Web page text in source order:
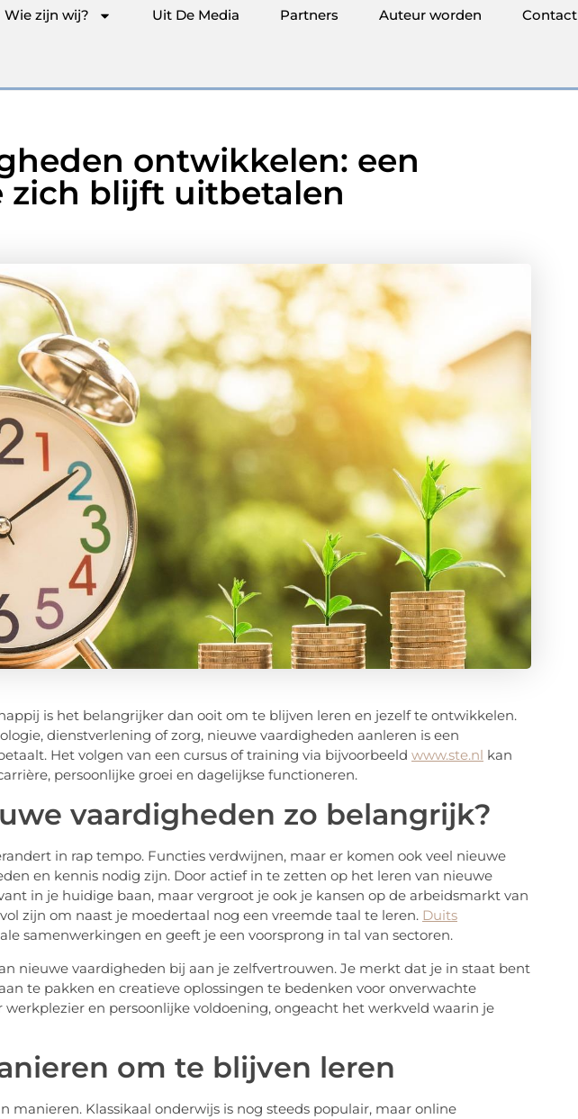
Wie zijn wij? Uit De Media Partners Auteur worden Contact
ontwikkelen: een
zich blijft uitbetalen
is het belangrijker dan ooit om te blijven leren en jezelf te ontwikkelen.
dienstverlening of zorg, nieuwe vaardigheden aanleren is een
Het volgen van een cursus of training via bijvoorbeeld www.ste.nl kan
persoonlijke groei en dagelijkse functioneren.
vaardigheden zo belangrijk?
in rap tempo. Functies verdwijnen, maar er komen ook veel nieuwe
en kennis nodig zijn. Door actief in te zetten op het leren van nieuwe
in je huidige baan, maar vergroot je ook je kansen op de arbeidsmarkt van
zijn om naast je moedertaal nog een vreemde taal te leren. Duits
samenwerkingen en geeft je een voorsprong in tal van sectoren.
nieuwe vaardigheden bij aan je zelfvertrouwen. Je merkt dat je in staat bent
te pakken en creatieve oplossingen te bedenken voor onverwachte
en persoonlijke voldoening, ongeacht het werkveld waarin je
om te blijven leren
manieren. Klassikaal onderwijs is nog steeds populair, maar online